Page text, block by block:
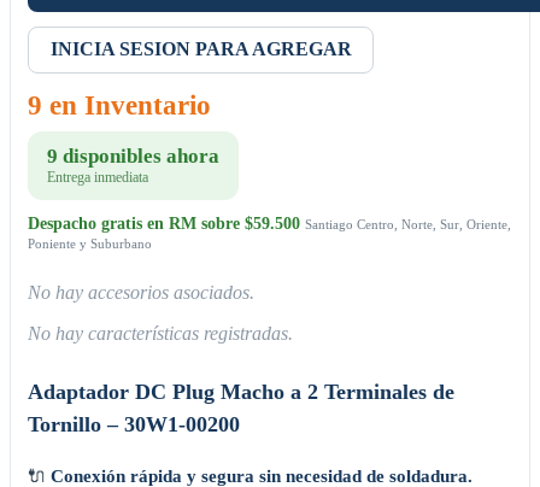
INICIA SESION PARA AGREGAR
9 en Inventario
9 disponibles ahora
Entrega inmediata
Despacho gratis en RM sobre $59.500 Santiago Centro, Norte, Sur, Oriente,
Poniente y Suburbano
No hay accesorios asociados.
No hay características registradas.
Adaptador DC Plug Macho a 2 Terminales de
Tornillo – 30W1-00200
🔌 Conexión rápida y segura sin necesidad de soldadura.